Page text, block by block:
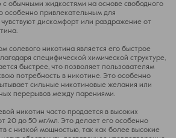
обычными жидкостями на основе свободного
особенно привлекательным для
дискомфорт или раздражение от
солевого никотина является его быстрое
специфической химической структуре,
быстрее, что позволяет пользователям
потребность в никотине. Это особенно
сильные никотиновые желания или
перерывов между парениями.
никотин часто продается в высоких
20 до 50 мг/мл. Это делает его особенно
с низкой мощностью, так как более высокие